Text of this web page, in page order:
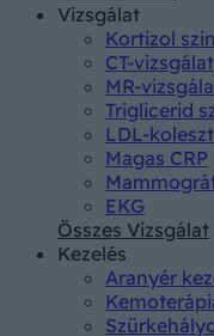
Vizsgálat
Kortizol
CT-vizsgálat
MR-
Triglicerid
LDL-
Magas CRP
EKG
Összes Vizsgálat
Kezelés
Aranyér